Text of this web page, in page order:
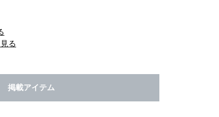
る
掲載アイテム